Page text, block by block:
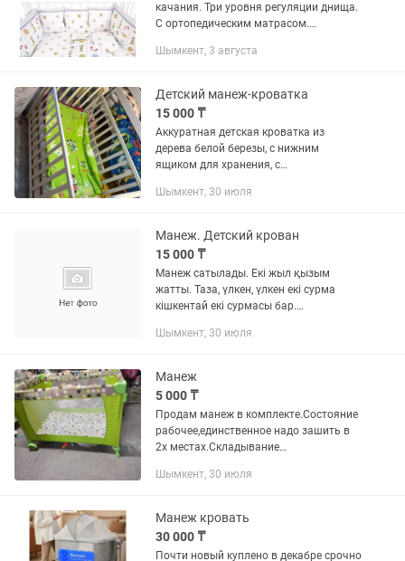
качания. Три уровня регуляции днища.
С ортопедическим матрасом.
комплектом подушек и белья.
Шымкент, 3 августа
Детский манеж-кроватка
15 000 ₸
Аккуратная детская кроватка из
дерева белой березы, с нижним
ящиком для хранения, с
матрасом специально для малыша.
приставить к...
Шымкент, 30 июля
Манеж. Детский крован
15 000 ₸
Манеж сатылады. Екі жыл қызым
жатты. Таза, үлкен, үлкен екі сурма
кішкентай екі сурмасы бар.
Состояниесы жақсы
Шымкент, 30 июля
Манеж
5 000 ₸
Продам манеж в комплекте.Состояние
рабочее,единственное надо зашить в
2х местах.Складывание
Шымкент, 30 июля
Манеж кровать
30 000 ₸
Почти новый куплено в декабре срочно